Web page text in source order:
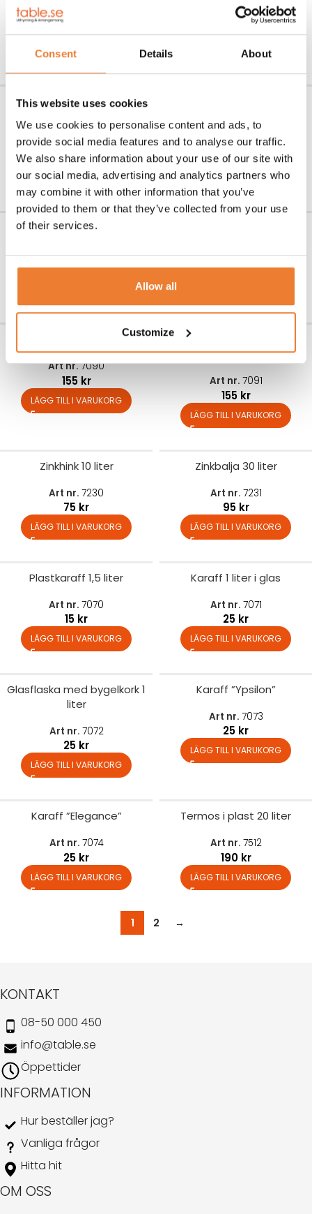
Consent Details About
This website uses cookies
We use cookies to personalise content and ads, to
provide social media features and to analyse our traffic.
We also share information about your use of our site with
our social media, advertising and analytics partners who
may combine it with other information that you’ve
provided to them or that they’ve collected from your use
of their services.
Allow all
Customize
Art nr.
LÄGG TILL I VARUKORG
Art nr.2645
LÄGG TILL I VARUKORG
Vattensifon på hjul
Art nr.7227
1.500 kr
LÄGG TILL I VARUKORG
Art nr.7229
95kr
LÄGG TILL I VARUKORG
Serveringsskål 10 liter rostfri
Art nr.7220
20kr
Art nr.7210
15kr
Champagnekylare på fot
Art nr.7090
155 kr
LÄGG TILL I VARUKORG
Champagnekylare på fot i
koppar
Art nr. 7091
155 kr
LÄGG TILL I VARUKORG
Zinkhink 10 liter
Art nr. 7230
75 kr
LÄGG TILL I VARUKORG
Zinkbalja 30 liter
Art nr. 7231
95 kr
LÄGG TILL I VARUKORG
Plastkaraff 1,5 liter
Art nr. 7070
15 kr
LÄGG TILL I VARUKORG
Karaff 1 liter i glas
Art nr. 7071
25 kr
LÄGG TILL I VARUKORG
Glasflaska med bygelkork 1
liter
Art nr. 7072
25 kr
LÄGG TILL I VARUKORG
Karaff ”Ypsilon”
Art nr. 7073
25 kr
LÄGG TILL I VARUKORG
Karaff ”Elegance”
Art nr. 7074
25 kr
LÄGG TILL I VARUKORG
Termos i plast 20 liter
Art nr. 7512
190 kr
LÄGG TILL I VARUKORG
1 2 →
KONTAKT
08-50 000 450
info@table.se
Öppettider
INFORMATION
Hur beställer jag?
Vanliga frågor
Hitta hit
OM OSS